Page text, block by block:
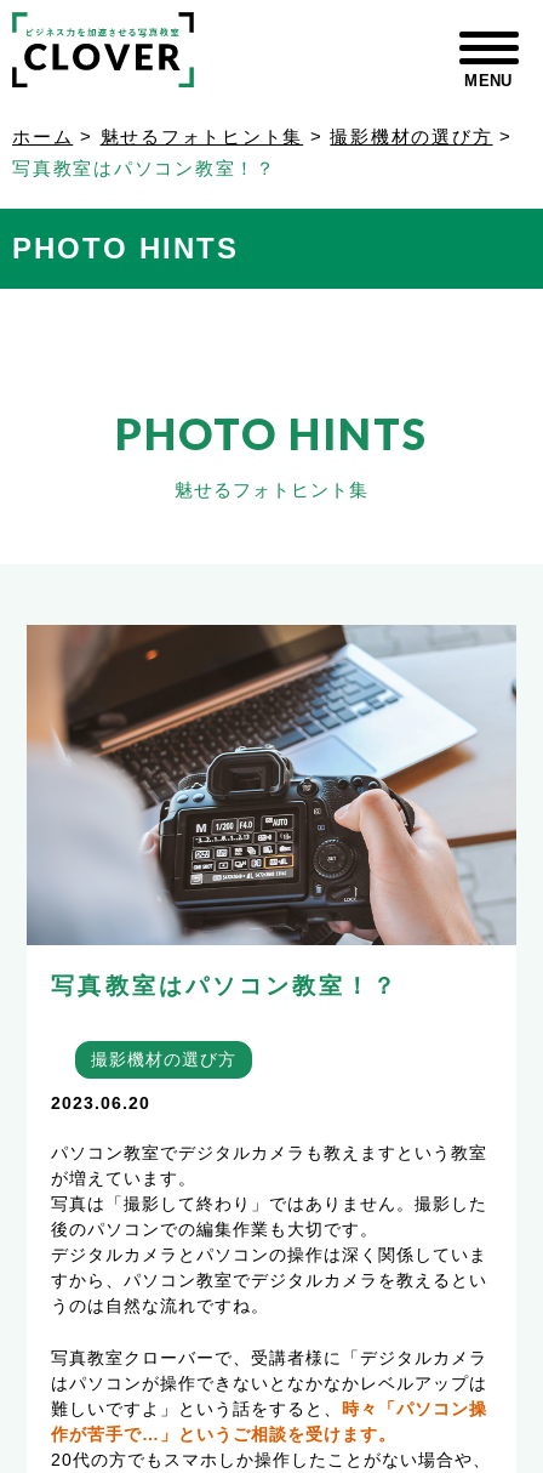
MENU
ホーム > 魅せるフォトヒント集 >撮影機材の選び方 >
写真教室はパソコン教室！？
PHOTO HINTS
PHOTO HINTS
魅せるフォトヒント集
写真教室はパソコン教室！？
撮影機材の選び方
2023.06.20
パソコン教室でデジタルカメラも教えますという教室
が増えています。
写真は「撮影して終わり」ではありません。撮影した
後のパソコンでの編集作業も大切です。
デジタルカメラとパソコンの操作は深く関係していま
すから、パソコン教室でデジタルカメラを教えるとい
うのは自然な流れですね。
写真教室クローバーで、受講者様に「デジタルカメラ
はパソコンが操作できないとなかなかレベルアップは
難しいですよ」という話をすると、 時々「パソコン操
作が苦手で…」というご相談を受けます。
20代の方でもスマホしか操作したことがない場合や、